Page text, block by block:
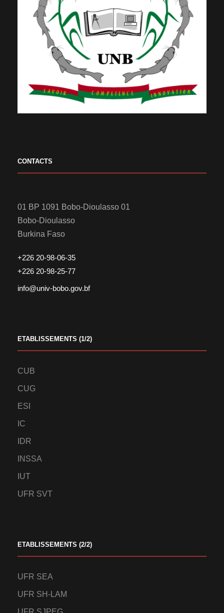
CONTACTS
01 BP 1091 Bobo-Dioulasso 01
Bobo-Dioulasso
Burkina Faso
+226 20-98-06-35
+226 20-98-25-77
info@univ-bobo.gov.bf
ETABLISSEMENTS (1/2)
CUB
CUG
ESI
IC
IDR
INSSA
IUT
UFR SVT
ETABLISSEMENTS (2/2)
UFR SEA
UFR SH-LAM